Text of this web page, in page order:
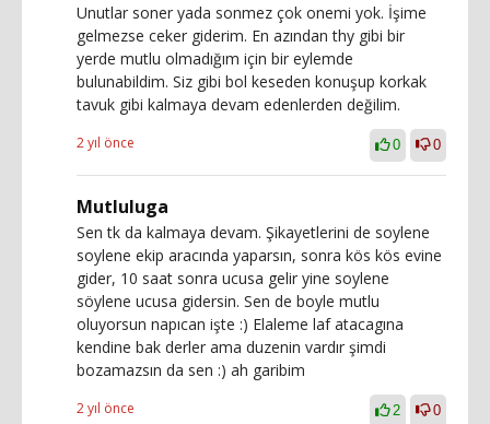
Unutlar soner yada sonmez çok onemi yok. İşime
gelmezse ceker giderim. En azından thy gibi bir
yerde mutlu olmadığım için bir eylemde
bulunabildim. Siz gibi bol keseden konuşup korkak
tavuk gibi kalmaya devam edenlerden değilim.
2 yıl önce 0 0
Mutluluga
Sen tk da kalmaya devam. Şikayetlerini de soylene
soylene ekip aracında yaparsın, sonra kös kös evine
gider, 10 saat sonra ucusa gelir yine soylene
söylene ucusa gidersin. Sen de boyle mutlu
oluyorsun napıcan işte :) Elaleme laf atacagına
kendine bak derler ama duzenin vardır şimdi
bozamazsın da sen :) ah garibim
2 yıl önce 2 0